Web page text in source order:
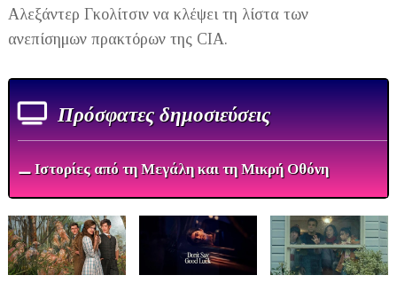
Αλεξάντερ Γκολίτσιν να κλέψει τη λίστα των
ανεπίσημων πρακτόρων της CIA.
Πρόσφατες δημοσιεύσεις
⚊ Ιστορίες από τη Μεγάλη και τη Μικρή Οθόνη